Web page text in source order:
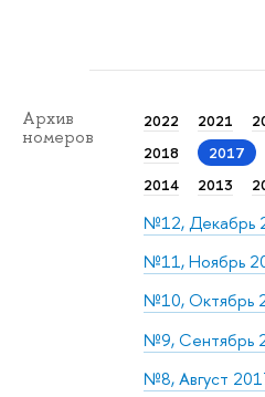
Архив
номеров
2022 2021
2018
2017
2014
2013
№12, Декабрь
№11, Ноябрь
№10, Октябрь
№9, Сентябрь
№8, Август